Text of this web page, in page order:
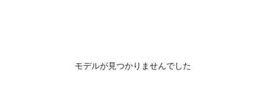
モデルが見つかりませんでした